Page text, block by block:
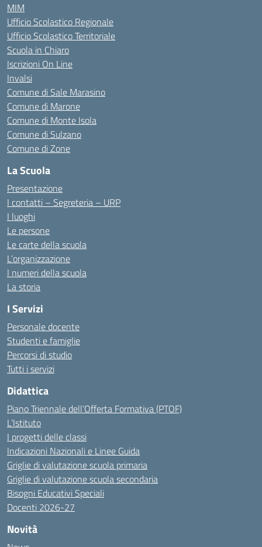
MIM
Ufficio Scolastico Regionale
Ufficio Scolastico Territoriale
Scuola in Chiaro
Iscrizioni On Line
Invalsi
Comune di Sale Marasino
Comune di Marone
Comune di Monte Isola
Comune di Sulzano
Comune di Zone
La Scuola
Presentazione
I contatti – Segreteria – URP
I luoghi
Le persone
Le carte della scuola
L’organizzazione
I numeri della scuola
La storia
I Servizi
Personale docente
Studenti e famiglie
Percorsi di studio
Tutti i servizi
Didattica
Piano Triennale dell’Offerta Formativa (PTOF)
L’Istituto
I progetti delle classi
Indicazioni Nazionali e Linee Guida
Griglie di valutazione scuola primaria
Griglie di valutazione scuola secondaria
Bisogni Educativi Speciali
Docenti 2026-27
Novità